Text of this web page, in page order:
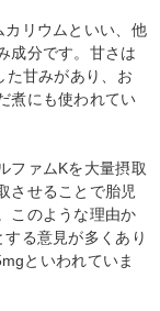
カリウムといい、他
成分です。甘さは
た甘みがあり、お
煮にも使われてい
ファムKを大量摂取
させることで胎児
このような理由か
る意見が多くあり
といわれていま